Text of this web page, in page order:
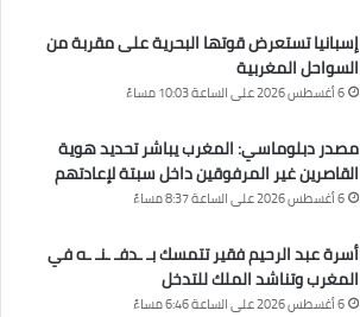
إسبانيا تستعرض قوتها البحرية على مقربة من
السواحل المغربية
6 أغسطس 2026 على الساعة 10:03 مساءً
مصدر دبلوماسي: المغرب يباشر تحديد هوية
القاصرين غير المرفوقين داخل سبتة لإعادتهم
6 أغسطس 2026 على الساعة 8:37 مساءً
أسرة عبد الرحيم فقير تتمسك بـ ـدفـ ـنـ ـه في
المغرب وتناشد الملك للتدخل
6 أغسطس 2026 على الساعة 6:46 مساءً